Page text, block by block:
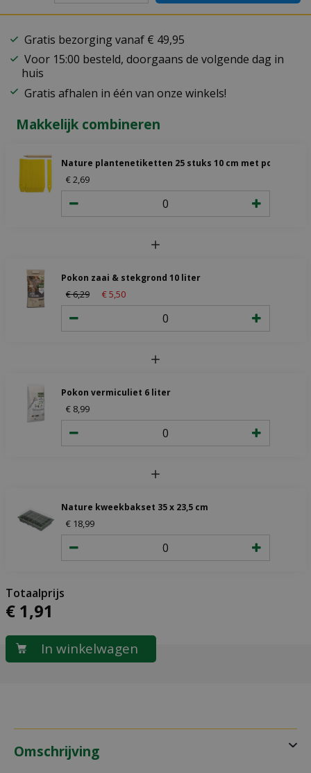
Gratis bezorging vanaf € 49,95
Voor 15:00 besteld, doorgaans de volgende dag in
huis
Gratis afhalen in één van onze winkels!
Makkelijk combineren
Nature plantenetiketten 25 stuks 10 cm met potlood
€ 2 69
Pokon zaai & stekgrond 10 liter
€6,29 €5 50
Pokon vermiculiet 6 liter
€ 8 99
Nature kweekbakset 35 x 23,5 cm
€ 18 99
€ 1,91
Omschrijving